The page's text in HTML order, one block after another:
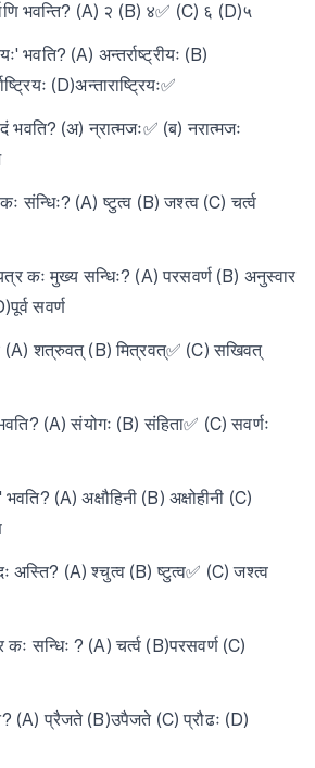
भवन्ति? (A) २ (B) ४✅ (C) ६ (D)५
भवति? (A) अन्तर्राष्ट्रीयः (B)
(D)अन्ताराष्ट्रियः✅
(अ) न्रात्मजः✅ (ब) नरात्मजः
संन्धिः? (A) ष्टुत्व (B) जश्त्व (C) चर्त्व
कः मुख्य सन्धिः? (A) परसवर्ण (B) अनुस्वार
सवर्ण
(A) शत्रुवत् (B) मित्रवत्✅ (C) सखिवत्
(A) संयोगः (B) संहिता✅ (C) सवर्णः
(A) अक्षौहिनी (B) अक्षोहीनी (C)
अस्ति? (A) श्चुत्व (B) ष्टुत्व✅ (C) जश्त्व
सन्धिः ? (A) चर्त्व (B)परसवर्ण (C)
(A) प्रैजते (B)उपैजते (C) प्रौढः (D)